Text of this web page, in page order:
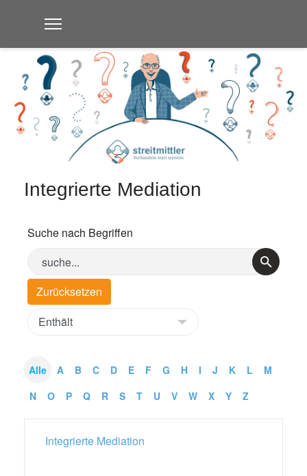
Integrierte Mediation
Suche nach Begriffen
Alle A B C D E F G H I J K L
M
N
O P Q R S T U V W X Y Z
Integrierte Mediation